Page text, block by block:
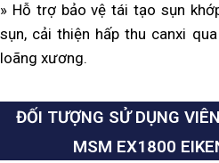
» Hỗ trợ bảo vệ tái tạo sụn
sụn, cải thiện hấp thu canxi
loãng xương.
ĐỐI TƯỢNG SỬ DỤNG
MSM EX1800